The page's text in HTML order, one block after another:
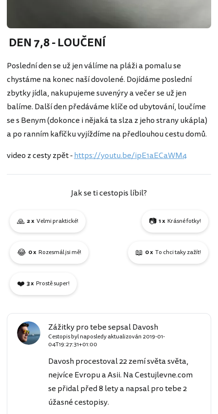
DEN 7,8 - LOUČENÍ
Poslední den se už jen válíme na pláži a pomalu se
chystáme na konec naší dovolené. Dojídáme poslední
zbytky jídla, nakupujeme suvenýry a večer se už jen
balíme. Další den předáváme klíče od ubytování, loučíme
se s Benym (dokonce i nějaká ta slza z jeho strany ukápla)
a po ranním kafíčku vyjíždíme na předlouhou cestu domů.
video z cesty zpět -https://youtu.be/ipE1aECaWM4
Jak se ti cestopis líbil?
🙏 2 x Velmi praktické! 📷 1 x Krásné fotky!
😂 0 x Rozesmál jsi mě! 📖 0 x To chci taky zažít!
❤️ 3 x Prostě super!
Zážitky pro tebe sepsal Davosh
Cestopis byl naposledy aktualizován 2019-01-
04T19:27:31+01:00
Davosh procestoval 22 zemí světa světa,
nejvíce Evropu a Asii. Na Cestujlevne.com
se přidal před 8 lety a napsal pro tebe 2
úžasné cestopisy.